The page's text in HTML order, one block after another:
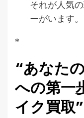
それが人気
ーがいます。
*
“あなた
への第一
イク買取”